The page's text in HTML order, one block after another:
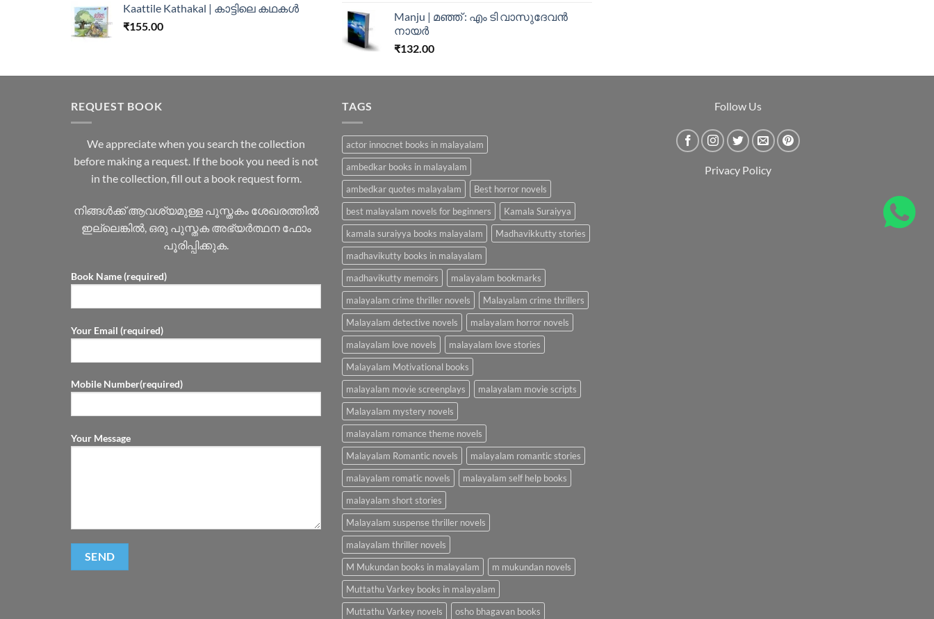
Kaattile Kathakal | കാട്ടിലെ കഥകള്‍
₹155.00
Manju | മഞ്ഞ് : എം ടി വാസുദേവന്‍
നായര്‍
₹132.00
REQUEST BOOK
We appreciate when you search the collection
before making a request. If the book you need is not
in the collection, fill out a book request form.
നിങ്ങൾക്ക് ആവശ്യമുള്ള പുസ്തകം ശേഖരത്തിൽ
ഇല്ലെങ്കിൽ, ഒരു പുസ്തക അഭ്യർത്ഥന ഫോം
പൂരിപ്പിക്കുക.
Book Name (required)
Your Email (required)
Mobile Number(required)
Your Message
TAGS
actor innocnet books in malayalam
ambedkar books in malayalam
ambedkar quotes malayalam
Best horror novels
best malayalam novels for beginners
Kamala Suraiyya
kamala suraiyya books malayalam
Madhavikkutty stories
madhavikutty books in malayalam
madhavikutty memoirs
malayalam bookmarks
malayalam crime thriller novels
Malayalam crime thrillers
Malayalam detective novels
malayalam horror novels
malayalam love novels
malayalam love stories
Malayalam Motivational books
malayalam movie screenplays
malayalam movie scripts
Malayalam mystery novels
malayalam romance theme novels
Malayalam Romantic novels
malayalam romantic stories
malayalam romatic novels
malayalam self help books
malayalam short stories
Malayalam suspense thriller novels
malayalam thriller novels
M Mukundan books in malayalam
m mukundan novels
Muttathu Varkey books in malayalam
Muttathu Varkey novels
osho bhagavan books
Follow Us
Privacy Policy